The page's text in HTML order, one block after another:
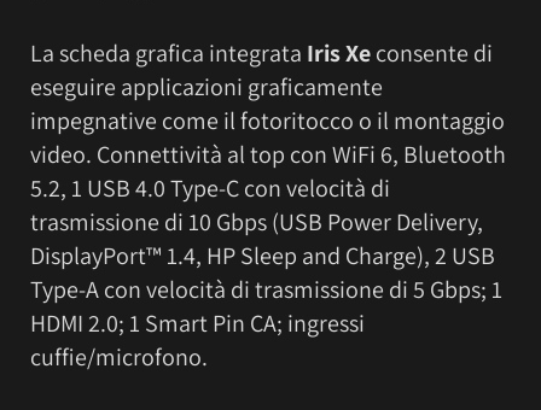
La scheda grafica integrata Iris Xeconsente di
eseguire applicazioni graficamente
impegnative come il fotoritocco o il montaggio
video. Connettività al top con WiFi 6, Bluetooth
5.2, 1 USB 4.0 Type-C con velocità di
trasmissione di 10 Gbps (USB Power Delivery,
DisplayPort™ 1.4, HP Sleep and Charge), 2 USB
Type-A con velocità di trasmissione di 5 Gbps; 1
HDMI 2.0; 1 Smart Pin CA; ingressi
cuffie/microfono.